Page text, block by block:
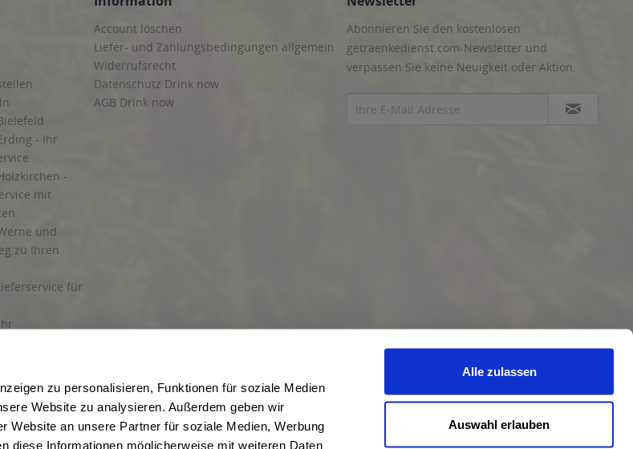
zu personalisieren, Funktionen für soziale Medien
Website zu analysieren. Außerdem geben wir
Website an unsere Partner für soziale Medien, Werbung
diese Informationen möglicherweise mit weiteren Daten
Alle zulassen
Auswahl erlauben
- Ihr
-
mit
und
zu Ihren
für
Account löschen
Liefer- und Zahlungsbedingungen allgemein
Widerrufsrecht
Datenschutz Drink now
AGB Drink now
Abonnieren Sie den kostenlosen
getraenkedienst.com-Newsletter und
verpassen Sie keine Neuigkeit oder Aktion.